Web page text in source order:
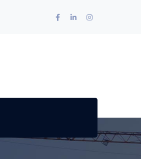
Facebook
LinkedInInstagram